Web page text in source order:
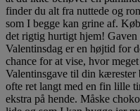
finder du alt fra nuttede og
som I begge kan grine af.
det rigtig hurtigt hjem! Gaven
Valentinsdag er en højtid for
chance for at vise, hvor
Valentinsgave til din
ofte ret langt med en fin lille
ekstra på hende. Måske